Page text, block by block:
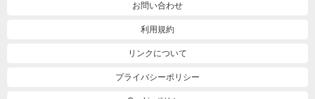
お問い合わせ
利用規約
リンクについて
プライバシーポリシー